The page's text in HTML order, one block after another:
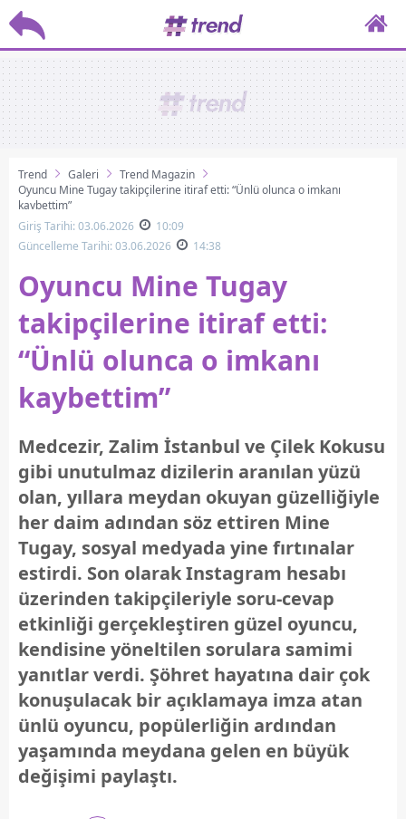
Trend Galeri
Trend Magazin
Oyuncu Mine Tugay takipçilerine itiraf etti: “Ünlü olunca o imkanı
kaybettim”
Giriş Tarihi: 03.06.2026
10:09
Güncelleme Tarihi: 03.06.2026
14:38
Oyuncu Mine Tugay
takipçilerine itiraf etti:
“Ünlü olunca o imkanı
kaybettim”
Medcezir, Zalim İstanbul ve Çilek Kokusu
gibi unutulmaz dizilerin aranılan yüzü
olan, yıllara meydan okuyan güzelliğiyle
her daim adından söz ettiren Mine
Tugay, sosyal medyada yine fırtınalar
estirdi. Son olarak Instagram hesabı
üzerinden takipçileriyle soru-cevap
etkinliği gerçekleştiren güzel oyuncu,
kendisine yöneltilen sorulara samimi
yanıtlar verdi. Şöhret hayatına dair çok
konuşulacak bir açıklamaya imza atan
ünlü oyuncu, popülerliğin ardından
yaşamında meydana gelen en büyük
değişimi paylaştı.